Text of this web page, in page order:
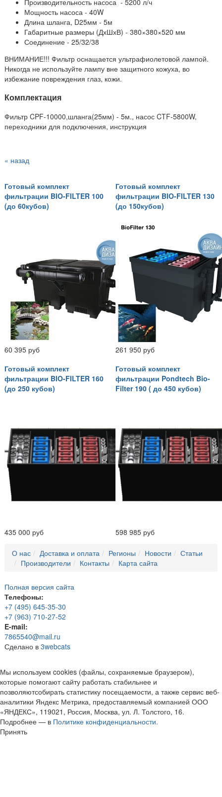
Мощность насоса - 40W
Длина шланга, D25мм - 5м
Габаритные размеры (ДхШхВ) - 380×380×520 мм
Соединение - 25/32/38
ВНИМАНИЕ!!! Фильтр оснащается ультрафиолетовой лампой.
Никогда не используйте лампу вне защитного кожуха, во
избежание повреждения глаз, кожи.
Комплектация
Фильтр CPF-10000,шланга(25мм) - 5м., насос CTF-5800W,
переходники для подключения, инструкция
« назад
Готовый комплект
фильтрации BIO-FILTER 100
(до 60кубов)
60 395 руб
Готовый комплект
фильтрации BIO-FILTER 130
(до 150кубов)
261 950 руб
Готовый комплект
фильтрации BIO-FILTER 160
(до 250 кубов)
435 000 руб
Готовый комплект
фильтрации Pondtech Bio-
Filter 190 ( до 450 кубов)
598 985 руб
О нас Доставка и оплата Регионы Новости
Статьи
Производители
Контакты Карта сайта
Полная версия сайта
Телефоны:
+7 (495) 645-35-30
+7 (963) 710-27-52
E-mail:
7865540@mail.ru
Сделано в 3webcats
Мы используем cookies (файлы, сохраняемые браузером),
которые помогают сайту работать стабильнее и
позволяютсобирать статистику посещаемости, а также сервис веб-
аналитики Яндекс Метрика, предоставляемый компанией ООО
«ЯНДЕКС», 119021, Россия, Москва, ул. Л. Толстого, 16.
Подробнее — в Политике конфиденциальности.
Принять